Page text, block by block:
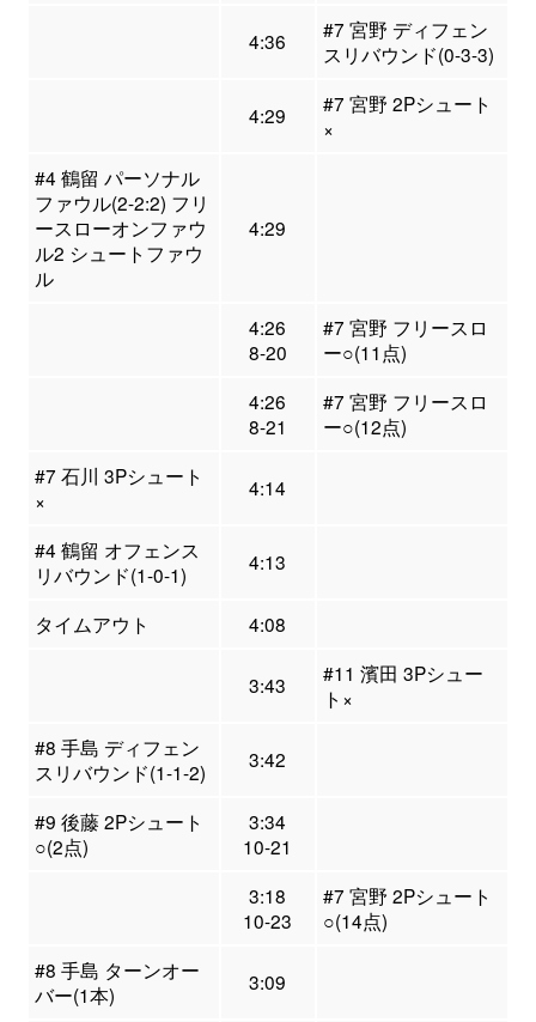
4:36
#7 宮野 ディフェン
スリバウンド(0-3-3)
4:29
#7 宮野 2Pシュート
×
#4 鶴留 パーソナル
ファウル(2-2:2) フリ
ースローオンファウ
ル2 シュートファウ
ル
4:29
4:26
8-20
#7 宮野 フリースロ
ー○(11点)
4:26
8-21
#7 宮野 フリースロ
ー○(12点)
#7 石川 3Pシュート
×
4:14
#4 鶴留 オフェンス
リバウンド(1-0-1)
4:13
タイムアウト 4:08
3:43
#11 濱田 3Pシュー
ト×
#8 手島 ディフェン
スリバウンド(1-1-2)
3:42
#9 後藤 2Pシュート
○(2点)
3:34
10-21
3:18
10-23
#7 宮野 2Pシュート
○(14点)
#8 手島 ターンオー
バー(1本)
3:09